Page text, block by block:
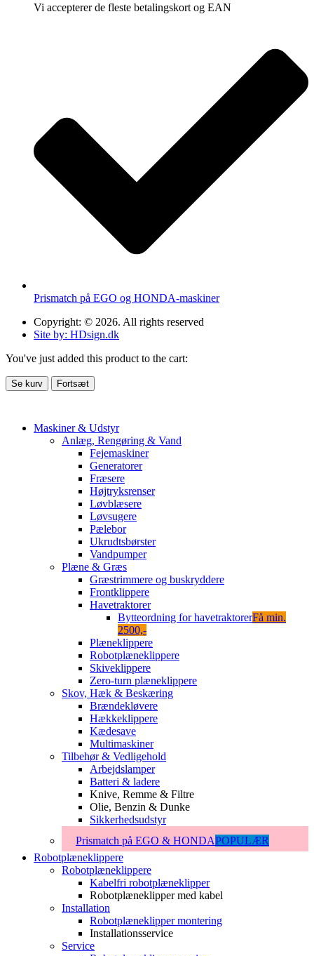
Vi accepterer de fleste betalingskort og EAN
Prismatch på EGO og HONDA-maskiner
Copyright: © 2026. All rights reserved
Site by: HDsign.dk
You've just added this product to the cart:
Se kurv Fortsæt
Maskiner & Udstyr
Anlæg, Rengøring & Vand
Fejemaskiner
Generatorer
Fræsere
Højtryksrenser
Løvblæsere
Løvsugere
Pælebor
Ukrudtsbørster
Vandpumper
Plæne & Græs
Græstrimmere og buskryddere
Frontklippere
Havetraktorer
Bytteordning for havetraktorerFå min.
2500,-
Plæneklippere
Robotplæneklippere
Skiveklippere
Zero-turn plæneklippere
Skov, Hæk & Beskæring
Brændekløvere
Hækkeklippere
Kædesave
Multimaskiner
Tilbehør & Vedligehold
Arbejdslamper
Batteri & ladere
Knive, Remme & Filtre
Olie, Benzin & Dunke
Sikkerhedsudstyr
Prismatch på EGO & HONDAPOPULÆR
Robotplæneklippere
Robotplæneklippere
Kabelfri robotplæneklipper
Robotplæneklipper med kabel
Installation
Robotplæneklipper montering
Installationsservice
Service